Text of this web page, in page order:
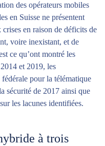
des opérateurs mobiles
en Suisse ne présentent
en raison de déficits de
voire inexistant, et de
ce qu’ont montré les
et 2019, les
pour la télématique
sécurité de 2017 ainsi que
les lacunes identifiées.
à trois